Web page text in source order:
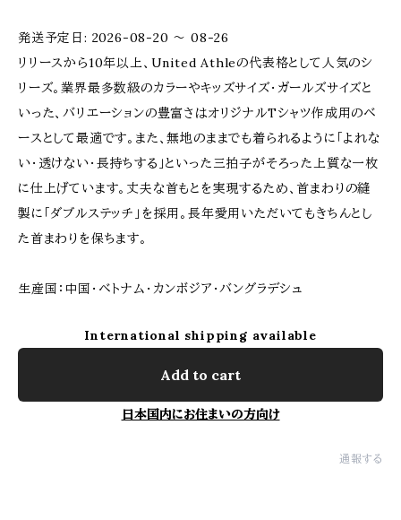
発送予定日: 2026-08-20 〜 08-26
リリースから10年以上、United Athleの代表格として人気のシ
リーズ。業界最多数級のカラーやキッズサイズ・ガールズサイズと
いった、バリエーションの豊富さはオリジナルTシャツ作成用のベ
ースとして最適です。また、無地のままでも着られるように「よれな
い・透けない・長持ちする」といった三拍子がそろった上質な一枚
に仕上げています。丈夫な首もとを実現するため、首まわりの縫
製に「ダブルステッチ」を採用。長年愛用いただいてもきちんとし
た首まわりを保ちます。
生産国：中国・ベトナム・カンボジア・バングラデシュ
International shipping available
Add to cart
日本国内にお住まいの方向け
通報する